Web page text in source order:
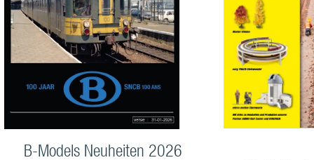
B-Models Neuheiten 2026